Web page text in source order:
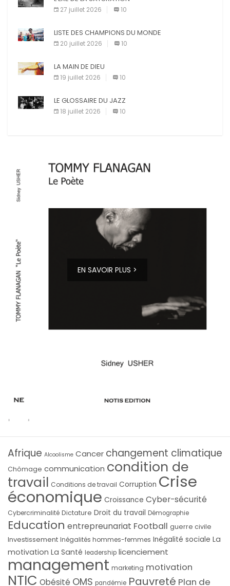
27 juillet 2026 10
LISTE DES CHAMPIONS DU MONDE
20 juillet 2026 10
LA MAIN DE DIEU
19 juillet 2026 10
LE GLOSSAIRE DU JAZZ
18 juillet 2026 10
EN SAVOIR PLUS >
Afrique Alcoolisme Cancer changement climatique
Chômage communication condition de
travail Conditions de travail Corruption Crise
économique Croissance Cyber-sécurité
Cybercriminalité Dictature Droit du travail Démographie
Education entrepreunariat Football guerre civile
Investissement Inégalités hommes-femmes Inégalité sociale La
motivation La Santé leadership licenciement
management marketing motivation
NTIC Obésité OMS pandémie Pauvreté Plan de